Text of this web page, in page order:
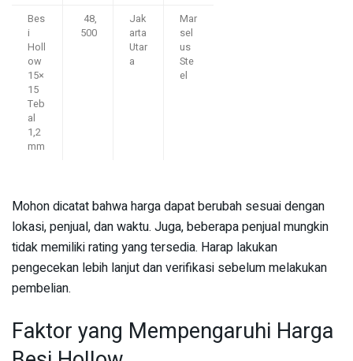
Bes
i
Holl
ow
15×
15
Teb
al
1,2
mm
48,
500
Jak
arta
Utar
a
Mar
sel
us
Ste
el
Mohon dicatat bahwa harga dapat berubah sesuai dengan
lokasi, penjual, dan waktu. Juga, beberapa penjual mungkin
tidak memiliki rating yang tersedia. Harap lakukan
pengecekan lebih lanjut dan verifikasi sebelum melakukan
pembelian.
Faktor yang Mempengaruhi Harga